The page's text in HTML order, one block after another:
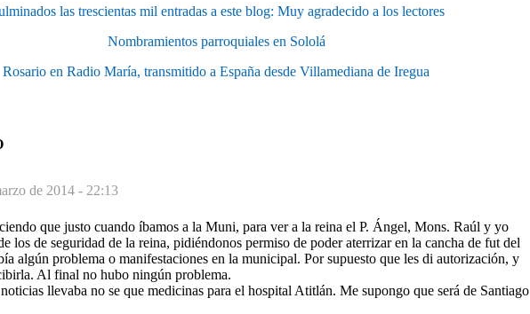
las trescientas mil entradas a este blog: Muy agradecido a los lectores
Nombramientos parroquiales en Sololá
Rosario en Radio María, transmitido a España desde Villamediana de Iregua
de 2014 - 22:13
que justo cuando íbamos a la Muni, para ver a la reina el P. Ángel, Mons. Raúl y yo
los de seguridad de la reina, pidiéndonos permiso de poder aterrizar en la cancha de fut del
algún problema o manifestaciones en la municipal. Por supuesto que les di autorización, y
Al final no hubo ningún problema.
llevaba no se que medicinas para el hospital Atitlán. Me supongo que será de Santiago